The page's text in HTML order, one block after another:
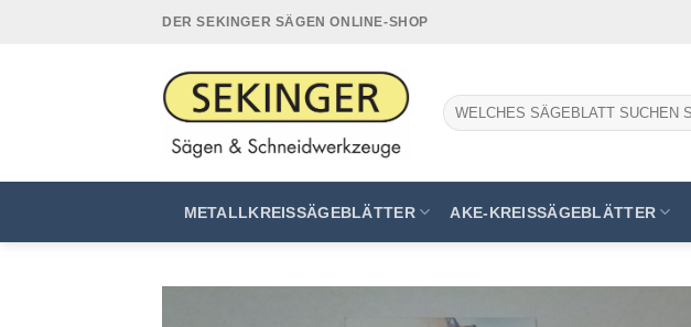
DER SEKINGER SÄGEN ONLINE-SHOP
Suchen
nach:
METALLKREISSÄGEBLÄTTER AKE-KREISSÄGEBLÄTTER